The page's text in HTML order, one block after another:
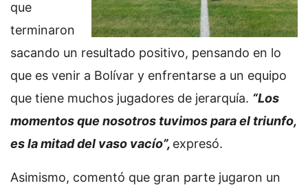
que
terminaron
sacando un resultado positivo, pensando en lo
que es venir a Bolívar y enfrentarse a un equipo
que tiene muchos jugadores de jerarquía. “Los
momentos que nosotros tuvimos para el triunfo,
es la mitad del vaso vacío”, expresó.
Asimismo, comentó que gran parte jugaron un